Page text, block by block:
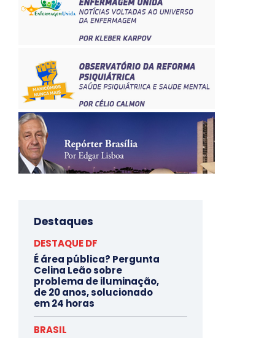
Destaques
DESTAQUE DF
É área pública? Pergunta
Celina Leão sobre
problema de iluminação,
de 20 anos, solucionado
em 24 horas
BRASIL